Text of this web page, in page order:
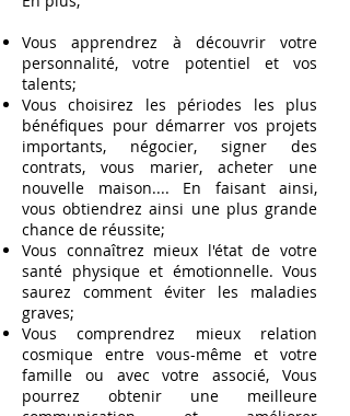
Vous apprendrez à découvrir votre
personnalité, votre potentiel et vos
talents;
Vous choisirez les périodes les plus
bénéfiques pour démarrer vos projets
importants, négocier, signer des
contrats, vous marier, acheter une
nouvelle maison.... En faisant ainsi,
vous obtiendrez ainsi une plus grande
chance de réussite;
Vous connaîtrez mieux l'état de votre
santé physique et émotionnelle. Vous
saurez comment éviter les maladies
graves;
Vous comprendrez mieux relation
cosmique entre vous-même et votre
famille ou avec votre associé, Vous
pourrez obtenir une meilleure